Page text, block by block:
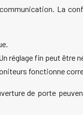
La
réglage fin peut
fonctionne
de porte